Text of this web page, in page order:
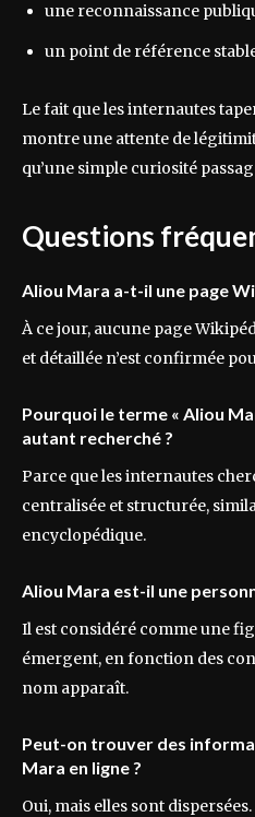
une reconnaissance
un point de référence
Le fait que les internautes
montre une attente de
qu’une simple curiosité
Questions
Aliou Mara a-t-il une page
À ce jour, aucune page
et détaillée n’est confirmée
Pourquoi le terme « Aliou
autant recherché ?
Parce que les internautes
centralisée et structurée,
encyclopédique.
Aliou Mara est-il une
Il est considéré comme une
émergent, en fonction des
nom apparaît.
Peut-on trouver des
Mara en ligne ?
Oui, mais elles sont